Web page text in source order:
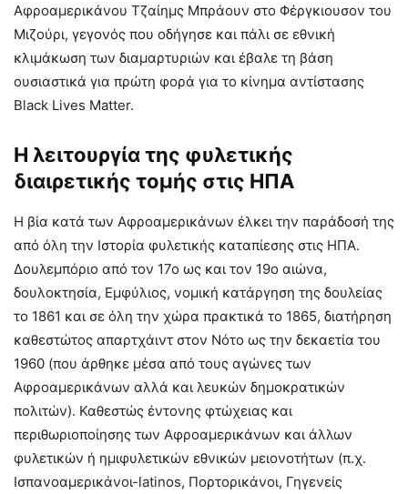
Αφροαμερικάνου Τζαίημς Μπράουν στο Φέργκιουσον του
Μιζούρι, γεγονός που οδήγησε και πάλι σε εθνική
κλιμάκωση των διαμαρτυριών και έβαλε τη βάση
ουσιαστικά για πρώτη φορά για το κίνημα αντίστασης
Black Lives Matter.
Η λειτουργία της φυλετικής
διαιρετικής τομής στις ΗΠΑ
Η βία κατά των Αφροαμερικάνων έλκει την παράδοσή της
από όλη την Ιστορία φυλετικής καταπίεσης στις ΗΠΑ.
Δουλεμπόριο από τον 17ο ως και τον 19ο αιώνα,
δουλοκτησία, Εμφύλιος, νομική κατάργηση της δουλείας
το 1861 και σε όλη την χώρα πρακτικά το 1865, διατήρηση
καθεστώτος απαρτχάιντ στον Νότο ως την δεκαετία του
1960 (που άρθηκε μέσα από τους αγώνες των
Αφροαμερικάνων αλλά και λευκών δημοκρατικών
πολιτών). Καθεστώς έντονης φτώχειας και
περιθωριοποίησης των Αφροαμερικάνων και άλλων
φυλετικών ή ημιφυλετικών εθνικών μειονοτήτων (π.χ.
Ισπανοαμερικάνοι-latinos, Πορτορικάνοι, Γηγενείς